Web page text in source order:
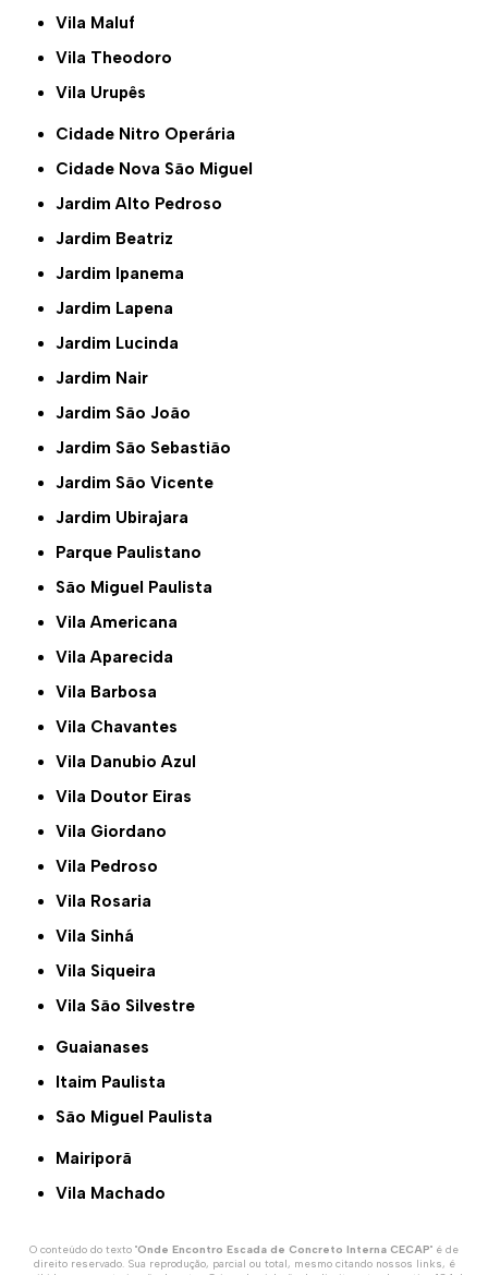
Vila Maluf
Vila Theodoro
Vila Urupês
Cidade Nitro Operária
Cidade Nova São Miguel
Jardim Alto Pedroso
Jardim Beatriz
Jardim Ipanema
Jardim Lapena
Jardim Lucinda
Jardim Nair
Jardim São João
Jardim São Sebastião
Jardim São Vicente
Jardim Ubirajara
Parque Paulistano
São Miguel Paulista
Vila Americana
Vila Aparecida
Vila Barbosa
Vila Chavantes
Vila Danubio Azul
Vila Doutor Eiras
Vila Giordano
Vila Pedroso
Vila Rosaria
Vila Sinhá
Vila Siqueira
Vila São Silvestre
Guaianases
Itaim Paulista
São Miguel Paulista
Mairiporã
Vila Machado
O conteúdo do texto "Onde Encontro Escada de Concreto Interna CECAP" é de
direito reservado. Sua reprodução, parcial ou total, mesmo citando nossos links, é